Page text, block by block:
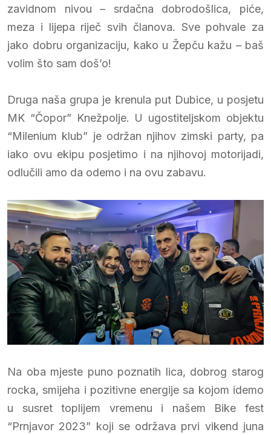
zavidnom nivou – srdačna dobrodošlica, piće,
meza i lijepa riječ svih članova. Sve pohvale za
jako dobru organizaciju, kako u Žepču kažu – baš
volim što sam doš’o!
Druga naša grupa je krenula put Dubice, u posjetu
MK “Čopor” Knežpolje. U ugostiteljskom objektu
“Milenium klub” je održan njihov zimski party, pa
iako ovu ekipu posjetimo i na njihovoj motorijadi,
odlučili amo da odemo i na ovu zabavu.
Na oba mjeste puno poznatih lica, dobrog starog
rocka, smijeha i pozitivne energije sa kojom idemo
u susret toplijem vremenu i našem Bike fest
“Prnjavor 2023” koji se održava prvi vikend juna